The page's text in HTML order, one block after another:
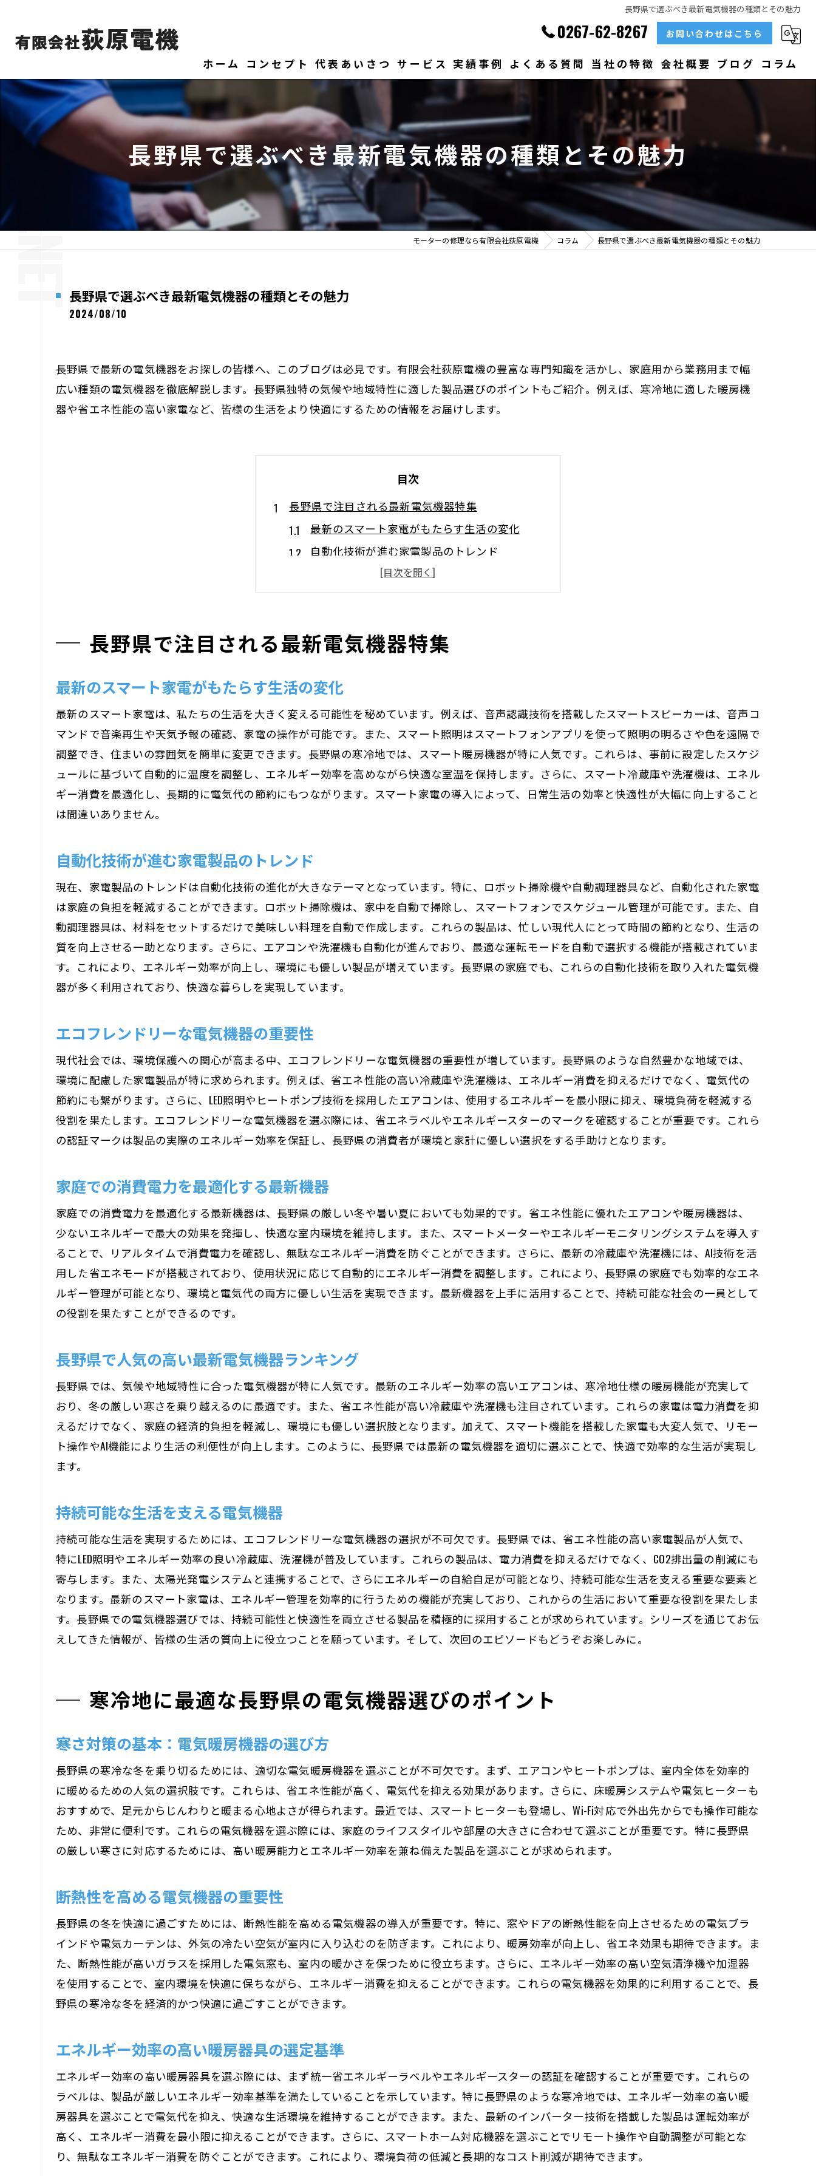
長野県で選ぶべき最新電気機器の種類とその魅力
0267-62-8267 お問い合わせはこちら
ホーム コンセプト 代表あいさつ サービス 実績事例 よくある質問 当社の特徴
ベアリング
大型
メンテナンス
販売
会社概要 ブログ コラム
長野県で選ぶべき最新電気機器の種類とその魅力
モーターの修理なら有限会社荻原電機 コラム 長野県で選ぶべき最新電気機器の種類とその魅力
長野県で選ぶべき最新電気機器の種類とその魅力
2024/08/10
長野県で最新の電気機器をお探しの皆様へ、このブログは必見です。有限会社荻原電機の豊富な専門知識を活かし、家庭用から業務用まで幅
広い種類の電気機器を徹底解説します。長野県独特の気候や地域特性に適した製品選びのポイントもご紹介。例えば、寒冷地に適した暖房機
器や省エネ性能の高い家電など、皆様の生活をより快適にするための情報をお届けします。
目次
長野県で注目される最新電気機器特集
最新のスマート家電がもたらす生活の変化
自動化技術が進む家電製品のトレンド
エコフレンドリーな電気機器の重要性
家庭での消費電力を最適化する最新機器
持続可能な生活を支える電気機器
寒さ対策の基本：電気暖房機器の選び方
断熱性を高める電気機器の重要性
エネルギー効率の高い暖房器具の選定基準
寒冷地特有の湿度管理に適した家電
冬季の停電対策に備えるバッテリー機器
雪対策に必要な電気機器の種類
エネルギーを節約する照明機器の紹介
太陽光発電システムとの連携が可能な電気機器
地域特性に応じたエネルギー効率改善の工夫
長野県の自然環境を考慮した省エネ家電
省エネ技術で快適な住環境を実現する方法
家庭用から業務用まで長野県で選ぶべき電気機器
家庭用と業務用の電気機器の違い
長野県の家庭に適したおすすめ電気機器
業務用機器の選び方と注意点
長野県での電気機器利用の実例紹介
長野県の特性に合わせたおすすめ電気機器の紹介
地域の気候を活かした電気機器の選び方
地域特性に適した電気機器の活用法
長野県での実際の使用事例とユーザーの声
長野県の四季に対応する電気機器
長野県での生活を快適にする電気機器の選び方
生活の質を向上させる最新電気機器
季節ごとの必須電気機器の紹介
日常生活を豊かにする電気機器の活用方法
長野県で快適な生活を支える電気機器
長野県で今話題の電気機器とその実力
最新の電気機器がもたらす便利な機能
長野県で人気の電気機器とその評価
実際に使ってみた感想とおすすめポイント
長野県の寒冷地に最適な最新暖房機器の選び方
最新の暖房技術とその特徴
寒冷地での使用に適した暖房機器の性能比較
長野県での冬を快適に過ごすための暖房機器
長野県で注目される最新電気機器特集
最新のスマート家電がもたらす生活の変化
最新のスマート家電は、私たちの生活を大きく変える可能性を秘めています。例えば、音声認識技術を搭載したスマートスピーカーは、音声コ
マンドで音楽再生や天気予報の確認、家電の操作が可能です。また、スマート照明はスマートフォンアプリを使って照明の明るさや色を遠隔で
調整でき、住まいの雰囲気を簡単に変更できます。長野県の寒冷地では、スマート暖房機器が特に人気です。これらは、事前に設定したスケジ
ュールに基づいて自動的に温度を調整し、エネルギー効率を高めながら快適な室温を保持します。さらに、スマート冷蔵庫や洗濯機は、エネル
ギー消費を最適化し、長期的に電気代の節約にもつながります。スマート家電の導入によって、日常生活の効率と快適性が大幅に向上すること
は間違いありません。
自動化技術が進む家電製品のトレンド
現在、家電製品のトレンドは自動化技術の進化が大きなテーマとなっています。特に、ロボット掃除機や自動調理器具など、自動化された家電
は家庭の負担を軽減することができます。ロボット掃除機は、家中を自動で掃除し、スマートフォンでスケジュール管理が可能です。また、自
動調理器具は、材料をセットするだけで美味しい料理を自動で作成します。これらの製品は、忙しい現代人にとって時間の節約となり、生活の
質を向上させる一助となります。さらに、エアコンや洗濯機も自動化が進んでおり、最適な運転モードを自動で選択する機能が搭載されていま
す。これにより、エネルギー効率が向上し、環境にも優しい製品が増えています。長野県の家庭でも、これらの自動化技術を取り入れた電気機
器が多く利用されており、快適な暮らしを実現しています。
エコフレンドリーな電気機器の重要性
現代社会では、環境保護への関心が高まる中、エコフレンドリーな電気機器の重要性が増しています。長野県のような自然豊かな地域では、
環境に配慮した家電製品が特に求められます。例えば、省エネ性能の高い冷蔵庫や洗濯機は、エネルギー消費を抑えるだけでなく、電気代の
節約にも繋がります。さらに、LED照明やヒートポンプ技術を採用したエアコンは、使用するエネルギーを最小限に抑え、環境負荷を軽減する
役割を果たします。エコフレンドリーな電気機器を選ぶ際には、省エネラベルやエネルギースターのマークを確認することが重要です。これら
の認証マークは製品の実際のエネルギー効率を保証し、長野県の消費者が環境と家計に優しい選択をする手助けとなります。
家庭での消費電力を最適化する最新機器
家庭での消費電力を最適化する最新機器は、長野県の厳しい冬や暑い夏においても効果的です。省エネ性能に優れたエアコンや暖房機器は、
少ないエネルギーで最大の効果を発揮し、快適な室内環境を維持します。また、スマートメーターやエネルギーモニタリングシステムを導入す
ることで、リアルタイムで消費電力を確認し、無駄なエネルギー消費を防ぐことができます。さらに、最新の冷蔵庫や洗濯機には、AI技術を活
用した省エネモードが搭載されており、使用状況に応じて自動的にエネルギー消費を調整します。これにより、長野県の家庭でも効率的なエネ
ルギー管理が可能となり、環境と電気代の両方に優しい生活を実現できます。最新機器を上手に活用することで、持続可能な社会の一員として
の役割を果たすことができるのです。
長野県で人気の高い最新電気機器ランキング
長野県では、気候や地域特性に合った電気機器が特に人気です。最新のエネルギー効率の高いエアコンは、寒冷地仕様の暖房機能が充実して
おり、冬の厳しい寒さを乗り越えるのに最適です。また、省エネ性能が高い冷蔵庫や洗濯機も注目されています。これらの家電は電力消費を抑
えるだけでなく、家庭の経済的負担を軽減し、環境にも優しい選択肢となります。加えて、スマート機能を搭載した家電も大変人気で、リモー
ト操作やAI機能により生活の利便性が向上します。このように、長野県では最新の電気機器を適切に選ぶことで、快適で効率的な生活が実現し
ます。
持続可能な生活を支える電気機器
持続可能な生活を実現するためには、エコフレンドリーな電気機器の選択が不可欠です。長野県では、省エネ性能の高い家電製品が人気で、
特にLED照明やエネルギー効率の良い冷蔵庫、洗濯機が普及しています。これらの製品は、電力消費を抑えるだけでなく、CO2排出量の削減にも
寄与します。また、太陽光発電システムと連携することで、さらにエネルギーの自給自足が可能となり、持続可能な生活を支える重要な要素と
なります。最新のスマート家電は、エネルギー管理を効率的に行うための機能が充実しており、これからの生活において重要な役割を果たしま
す。長野県での電気機器選びでは、持続可能性と快適性を両立させる製品を積極的に採用することが求められています。シリーズを通じてお伝
えしてきた情報が、皆様の生活の質向上に役立つことを願っています。そして、次回のエピソードもどうぞお楽しみに。
寒冷地に最適な長野県の電気機器選びのポイント
寒さ対策の基本：電気暖房機器の選び方
長野県の寒冷な冬を乗り切るためには、適切な電気暖房機器を選ぶことが不可欠です。まず、エアコンやヒートポンプは、室内全体を効率的
に暖めるための人気の選択肢です。これらは、省エネ性能が高く、電気代を抑える効果があります。さらに、床暖房システムや電気ヒーターも
おすすめで、足元からじんわりと暖まる心地よさが得られます。最近では、スマートヒーターも登場し、Wi-Fi対応で外出先からでも操作可能な
ため、非常に便利です。これらの電気機器を選ぶ際には、家庭のライフスタイルや部屋の大きさに合わせて選ぶことが重要です。特に長野県
の厳しい寒さに対応するためには、高い暖房能力とエネルギー効率を兼ね備えた製品を選ぶことが求められます。
断熱性を高める電気機器の重要性
長野県の冬を快適に過ごすためには、断熱性能を高める電気機器の導入が重要です。特に、窓やドアの断熱性能を向上させるための電気ブラ
インドや電気カーテンは、外気の冷たい空気が室内に入り込むのを防ぎます。これにより、暖房効率が向上し、省エネ効果も期待できます。ま
た、断熱性能が高いガラスを採用した電気窓も、室内の暖かさを保つために役立ちます。さらに、エネルギー効率の高い空気清浄機や加湿器
を使用することで、室内環境を快適に保ちながら、エネルギー消費を抑えることができます。これらの電気機器を効果的に利用することで、長
野県の寒冷な冬を経済的かつ快適に過ごすことができます。
エネルギー効率の高い暖房器具の選定基準
エネルギー効率の高い暖房器具を選ぶ際には、まず統一省エネルギーラベルやエネルギースターの認証を確認することが重要です。これらの
ラベルは、製品が厳しいエネルギー効率基準を満たしていることを示しています。特に長野県のような寒冷地では、エネルギー効率の高い暖
房器具を選ぶことで電気代を抑え、快適な生活環境を維持することができます。また、最新のインバーター技術を搭載した製品は運転効率が
高く、エネルギー消費を最小限に抑えることができます。さらに、スマートホーム対応機器を選ぶことでリモート操作や自動調整が可能とな
り、無駄なエネルギー消費を防ぐことができます。これにより、環境負荷の低減と長期的なコスト削減が期待できます。